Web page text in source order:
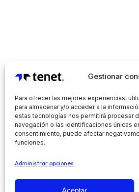
Gestionar
Para ofrecer las mejores experiencias,
para almacenar y/o acceder a la
estas tecnologías nos permitirá procesar
navegación o las identificaciones únicas
consentimiento, puede afectar
funciones.
Administrar opciones
Aceptar